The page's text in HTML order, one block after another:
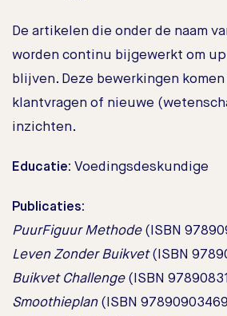
De artikelen die onder de naam
worden continu bijgewerkt om
blijven. Deze bewerkingen
klantvragen of nieuwe
inzichten.
Educatie: Voedingsdeskundige
Publicaties:
PuurFiguur Methode(ISBN
Leven Zonder Buikvet(ISBN
Buikvet Challenge (ISBN
Smoothieplan (ISBN